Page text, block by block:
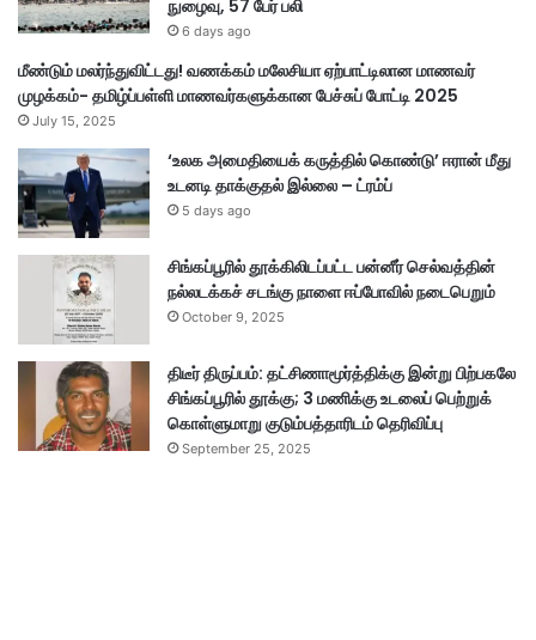
நுழைவு, 57 பேர் பலி
6 days ago
மீண்டும் மலர்ந்துவிட்டது! வணக்கம் மலேசியா ஏற்பாட்டிலான மாணவர்
முழக்கம்- தமிழ்ப்பள்ளி மாணவர்களுக்கான பேச்சுப் போட்டி 2025
July 15, 2025
‘உலக அமைதியைக் கருத்தில் கொண்டு’ ஈரான் மீது
உடனடி தாக்குதல் இல்லை – ட்ரம்ப்
5 days ago
சிங்கப்பூரில் தூக்கிலிடப்பட்ட பன்னீர் செல்வத்தின்
நல்லடக்கச் சடங்கு நாளை ஈப்போவில் நடைபெறும்
October 9, 2025
திடீர் திருப்பம்: தட்சிணாமூர்த்திக்கு இன்று பிற்பகலே
சிங்கப்பூரில் தூக்கு; 3 மணிக்கு உடலைப் பெற்றுக்
கொள்ளுமாறு குடும்பத்தாரிடம் தெரிவிப்பு
September 25, 2025